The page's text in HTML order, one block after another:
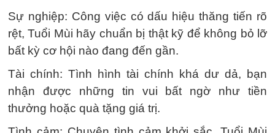
Sự nghiệp: Công việc có dấu hiệu thăng tiến rõ
rệt, Tuổi Mùi hãy chuẩn bị thật kỹ để không bỏ lỡ
bất kỳ cơ hội nào đang đến gần.
Tài chính: Tình hình tài chính khá dư dả, bạn
nhận được những tin vui bất ngờ như tiền
thưởng hoặc quà tặng giá trị.